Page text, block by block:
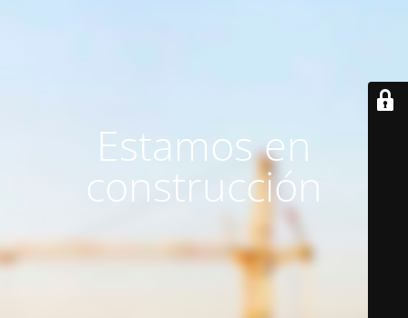
Estamos en
construcción